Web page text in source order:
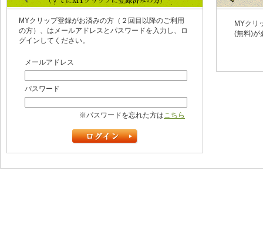
MYクリップ登録がお済みの方（２回目以降のご利用
の方）、はメールアドレスとパスワードを入力し、ロ
グインしてください。
メールアドレス
パスワード
※パスワードを忘れた方はこちら
MYクリ
(無料)が